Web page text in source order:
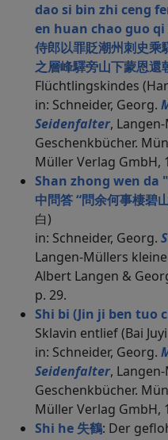
dao si bin zhi ceng
en huan chao guo
侍郎以罪貶潮州刺史乘
之層峰驛旁山下蒙恩還
Flüchtlingskindes
in: Schneider, Georg.
Seidenfalter,
Geschenkbücher.
Müller Verlag GmbH,
Shan zhong wen da
中問答 “問余何事棲碧
白)
in: Schneider, Georg.
Langen-Müllers
Albert Langen &
p. 29.
Shi bi (Jin ji ben tuo
Sklavin entlief (Bai
in: Schneider, Georg.
Seidenfalter,
Geschenkbücher.
Müller Verlag GmbH,
Shi he 失鶴: Der